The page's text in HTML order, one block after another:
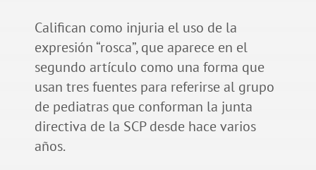
Califican como injuria el uso de la
expresión “rosca”, que aparece en el
segundo artículo como una forma que
usan tres fuentes para referirse al grupo
de pediatras que conforman la junta
directiva de la SCP desde hace varios
años.